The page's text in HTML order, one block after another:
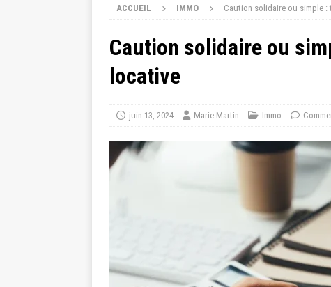
ACCUEIL IMMO Caution solidaire ou simple
Caution solidaire ou
locative
juin 13, 2024 Marie Martin Immo